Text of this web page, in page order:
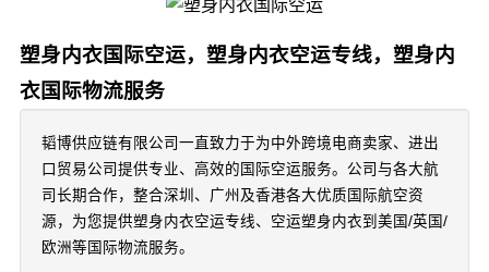
塑身内衣国际空运，塑身内衣空运专线，塑身内
衣国际物流服务
韬博供应链有限公司一直致力于为中外跨境电商卖家、进出
口贸易公司提供专业、高效的国际空运服务。公司与各大航
司长期合作，整合深圳、广州及香港各大优质国际航空资
源，为您提供塑身内衣空运专线、空运塑身内衣到美国/英国/
欧洲等国际物流服务。